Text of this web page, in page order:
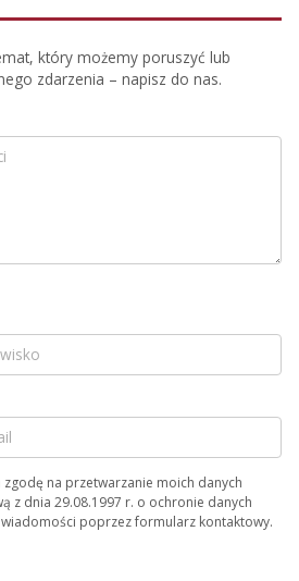
który możemy poruszyć lub
zdarzenia – napisz do nas.
zgodę na przetwarzanie moich danych
z dnia 29.08.1997 r. o ochronie danych
wiadomości poprzez formularz kontaktowy.